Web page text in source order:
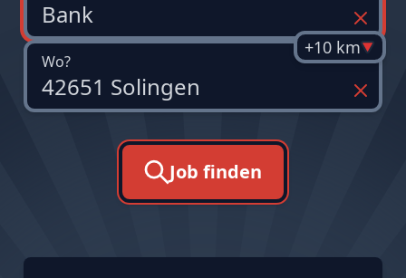
Wo?
+10 km
Job finden